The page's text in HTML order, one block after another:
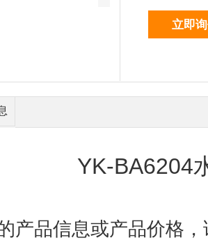
YK-BA6204
产品信息或产品价格